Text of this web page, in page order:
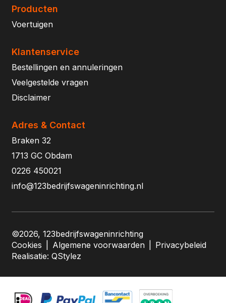
Producten
Voertuigen
Klantenservice
Bestellingen en annuleringen
Veelgestelde vragen
Disclaimer
Adres & Contact
Braken 32
1713 GC Obdam
0226 450021
info@123bedrijfswageninrichting.nl
©2026, 123bedrijfswageninrichting
Cookies
Algemene voorwaarden
Privacybeleid
Realisatie: QStylez